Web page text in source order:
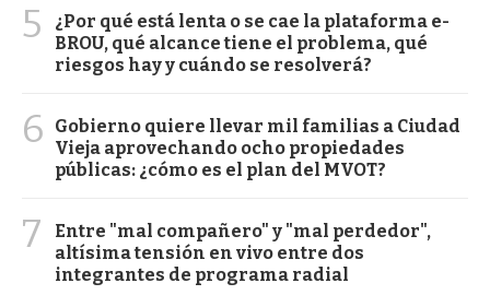
5
¿Por qué está lenta o se cae la plataforma e-
BROU, qué alcance tiene el problema, qué
riesgos hay y cuándo se resolverá?
6
Gobierno quiere llevar mil familias a Ciudad
Vieja aprovechando ocho propiedades
públicas: ¿cómo es el plan del MVOT?
7
Entre "mal compañero" y "mal perdedor",
altísima tensión en vivo entre dos
integrantes de programa radial